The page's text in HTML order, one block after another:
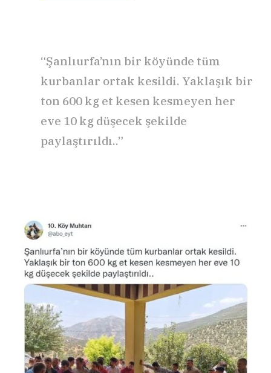
“Şanlıurfa’nın bir köyünde tüm
kurbanlar ortak kesildi. Yaklaşık bir
ton 600 kg et kesen kesmeyen her
eve 10 kg düşecek şekilde
paylaştırıldı..”